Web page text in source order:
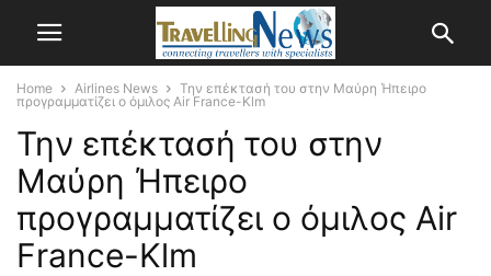
Home Airlines News
Την επέκτασή του στην Μαύρη Ήπειρο
προγραμματίζει ο όμιλος Air France-Klm
Την επέκτασή του στην
Μαύρη Ήπειρο
προγραμματίζει ο όμιλος Air
France-Klm